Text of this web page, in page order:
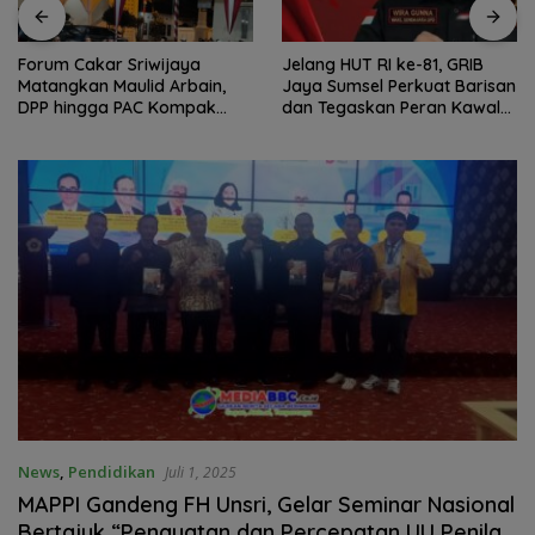
Forum Cakar Sriwijaya
Matangkan Maulid Arbain,
DPP hingga PAC Kompak
Jelang HUT RI ke-81, GRIB
Jaya Sumsel Perkuat Barisan
dan Tegaskan Peran Kawal
News, Pendidikan Juli 1, 2025
MAPPI Gandeng FH Unsri, Gelar Seminar Nasional